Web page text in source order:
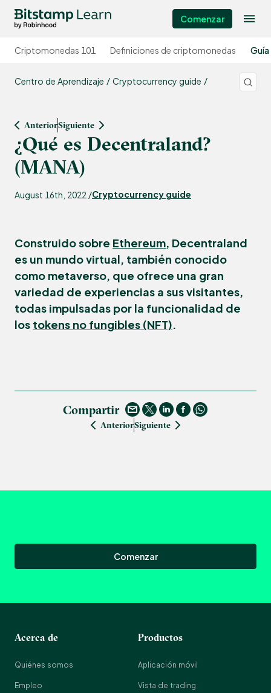
Comenzar
Criptomonedas 101 Definiciones de criptomonedas
Centro de Aprendizaje Cryptocurrency guide
AnteriorSiguiente
¿Qué es Decentraland?
(MANA)
August 16th, 2022 /Cryptocurrency guide
Construido sobre Ethereum, Decentraland
es un mundo virtual, también conocido
como metaverso, que ofrece una gran
variedad de experiencias a sus visitantes,
todas impulsadas por la funcionalidad de
los tokens no fungibles (NFT).
Compartir
AnteriorSiguiente
Comenzar
Acerca de
Quiénes somos
Empleo
Productos
Aplicación móvil
Vista de trading